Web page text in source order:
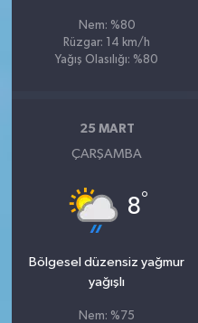
Nem: %80
Rüzgar: 14 km/h
Yağış Olasılığı: %80
25 MART
ÇARŞAMBA
8°
Bölgesel düzensiz yağmur
yağışlı
Nem: %75